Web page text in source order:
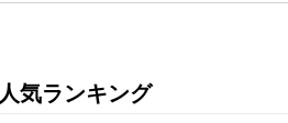
人気ランキング